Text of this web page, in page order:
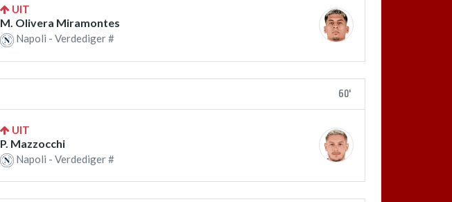
UIT
M. Olivera Miramontes
Napoli - Verdediger #
60'
UIT
P. Mazzocchi
Napoli - Verdediger #